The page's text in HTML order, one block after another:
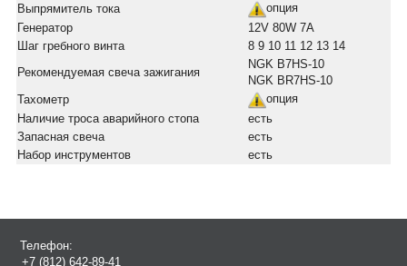
Выпрямитель тока
опция
Генератор
12V 80W 7A
Шаг гребного винта
8 9 10 11 12 13 14
Рекомендуемая свеча зажигания
NGK B7HS-10
NGK BR7HS-10
Тахометр
опция
Наличие троса аварийного стопа
есть
Запасная свеча
есть
Набор инструментов
есть
Телефон:
+7 (812) 642-89-41